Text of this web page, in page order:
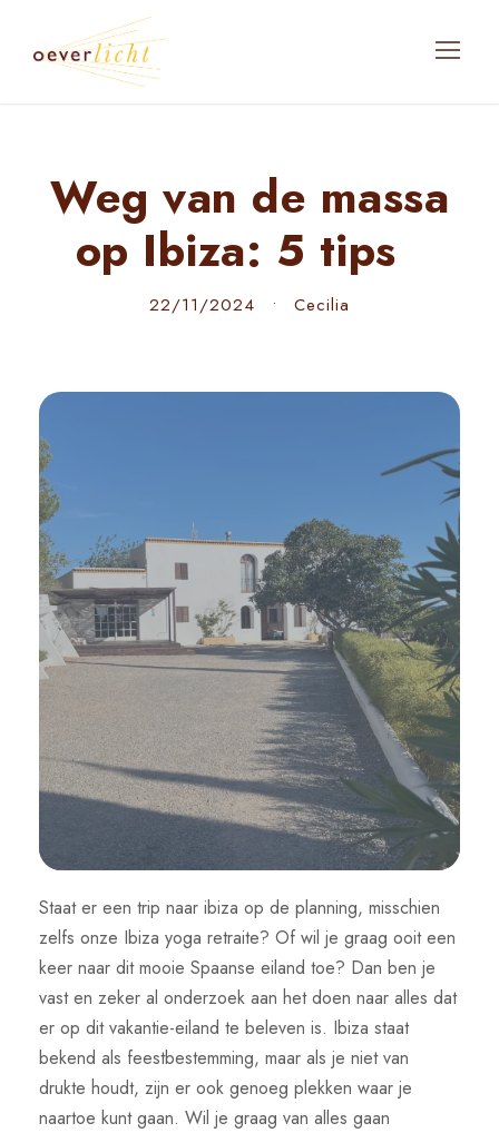
Weg van de massa
op Ibiza: 5 tips
22/11/2024 • Cecilia
Staat er een trip naar ibiza op de planning, misschien
zelfs onze Ibiza yoga retraite? Of wil je graag ooit een
keer naar dit mooie Spaanse eiland toe? Dan ben je
vast en zeker al onderzoek aan het doen naar alles dat
er op dit vakantie-eiland te beleven is. Ibiza staat
bekend als feestbestemming, maar als je niet van
drukte houdt, zijn er ook genoeg plekken waar je
naartoe kunt gaan. Wil je graag van alles gaan